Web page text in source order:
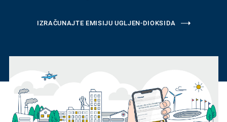
IZRAČUNAJTE EMISIJU UGLJEN-DIOKSIDA